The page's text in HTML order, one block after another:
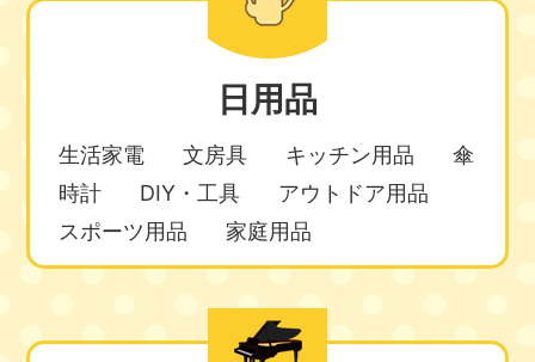
日用品
生活家電 文房具 キッチン用品
傘
時計
DIY・工具
アウトドア用品
スポーツ用品
家庭用品